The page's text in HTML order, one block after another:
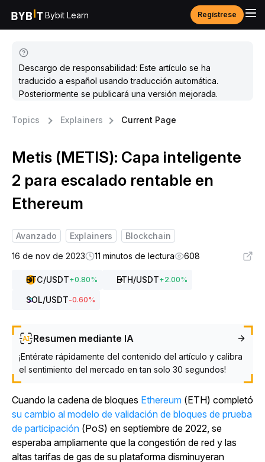
Bybit Learn Regístrese
Descargo de responsabilidad: Este artículo se ha
traducido a español usando traducción automática.
Posteriormente se publicará una versión mejorada.
Topics Explainers Current Page
Metis (METIS): Capa inteligente
2 para escalado rentable en
Ethereum
Avanzado Explainers
Blockchain
16 de nov de 2023
11 minutos de lectura 608
BTC/USDT+0.80% ETH/USDT+2.00%
SOL/USDT-0.60%
Resumen mediante IA
¡Entérate rápidamente del contenido del artículo y calibra
el sentimiento del mercado en tan solo 30 segundos!
Cuando la cadena de bloques Ethereum (ETH) completó
su cambio al modelo de validación de bloques de prueba
de participación (PoS) en septiembre de 2022, se
esperaba ampliamente que la congestión de red y las
altas tarifas de gas de su plataforma disminuyeran